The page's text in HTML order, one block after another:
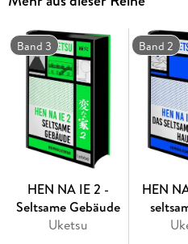
Geheimnis auf die Spur. Kurz
Tauche ein, aber sei gewarnt:
nie wieder vergessen! Ein
Dokumente zum Miträtseln
von psychologischem Horror,
Mitdenk-Thrillern Dieses Buch
und ohne Farbschnitt. Sobald
ausverkauft ist, liefern wir die
Band 3
HEN NA IE 2 -
Seltsame Gebäude
Uketsu
Band 2
HEN